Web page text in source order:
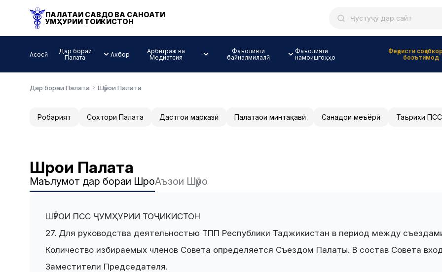
ПАЛАТАИ САВДО ВА САНОАТИ
ҶУМҲУРИИ ТОҶИКИСТОН
Асосӣ
Дар бораи
Палата
Ахбор
Арбитраж ва
Медиатсия
Фаъолияти
байналмилалӣ
Фаъолияти
намоишгоҳҳо
Феҳристи
боэътимод
Дар бораи Палата Шӯрои Палата
Роҳбарият Сохтори Палата Дастгоҳи марказӣ Палатаҳои минтақавӣ Санадҳои меъёрӣ Таърихи ПСС
Шӯрои Палата
Маълумот дар бораи ШӯроАъзои Шӯро
ШӮРОИ ПСС ҶУМҲУРИИ ТОҶИКИСТОН
27. Для руководства деятельностью ТПП Республики Таджикистан в период между
Количество избираемых членов Совета определяется Съездом Палаты. В состав Совета
Заместители Председателя.